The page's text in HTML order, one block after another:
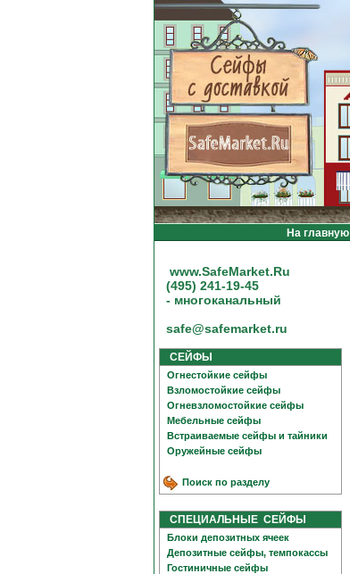
На главную
www.SafeMarket.Ru
(495) 241-19-45
- многоканальный
safe@safemarket.ru
СЕЙФЫ
Огнестойкие сейфы
Взломостойкие сейфы
Огневзломостойкие сейфы
Мебельные сейфы
Встраиваемые сейфы и тайники
Оружейные сейфы
Поиск по разделу
СПЕЦИАЛЬНЫЕ СЕЙФЫ
Блоки депозитных ячеек
Депозитные сейфы, темпокассы
Гостиничные сейфы